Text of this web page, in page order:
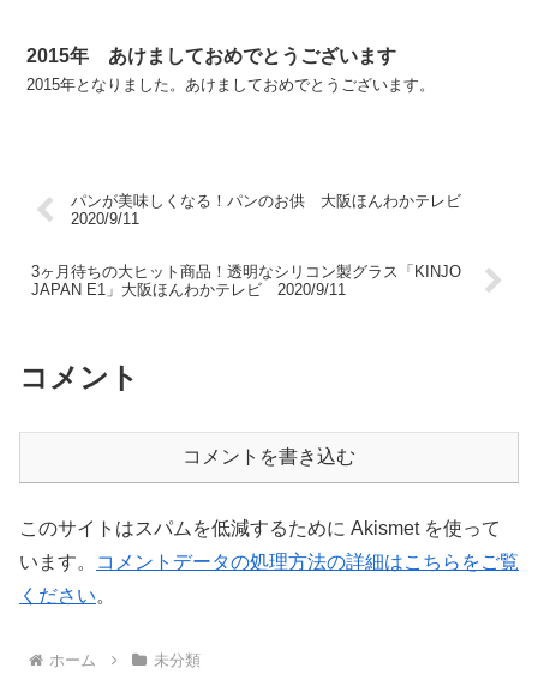
2015年 あけましておめでとうございます
2015年となりました。あけましておめでとうございます。
パンが美味しくなる！パンのお供 大阪ほんわかテレビ
2020/9/11
3ヶ月待ちの大ヒット商品！透明なシリコン製グラス「KINJO
JAPAN E1」大阪ほんわかテレビ 2020/9/11
コメント
コメントを書き込む
このサイトはスパムを低減するために Akismet を使って
います。
コメントデータの処理方法の詳細はこちらをご覧
ください。
ホーム 未分類